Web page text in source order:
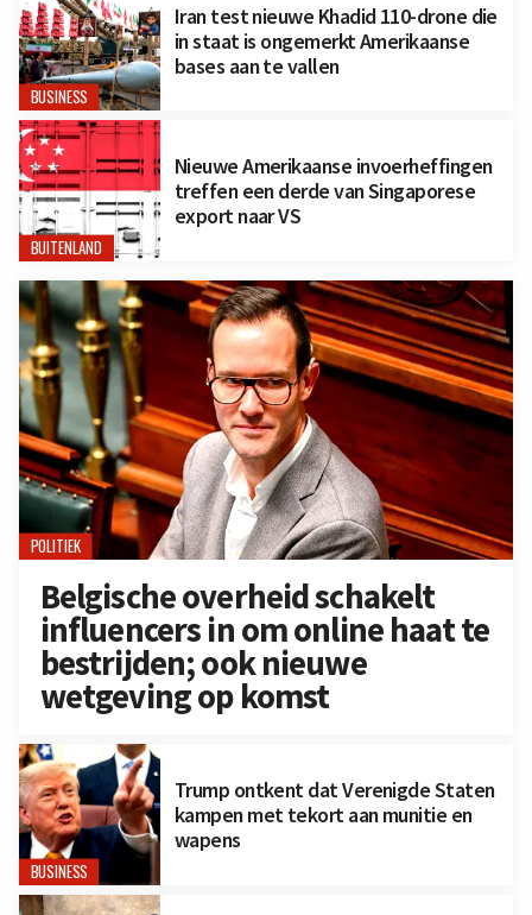
BUSINESS
Iran test nieuwe Khadid 110-drone die
in staat is ongemerkt Amerikaanse
bases aan te vallen
BUITENLAND
Nieuwe Amerikaanse invoerheffingen
treffen een derde van Singaporese
export naar VS
POLITIEK
Belgische overheid schakelt
influencers in om online haat te
bestrijden; ook nieuwe
wetgeving op komst
BUSINESS
Trump ontkent dat Verenigde Staten
kampen met tekort aan munitie en
wapens